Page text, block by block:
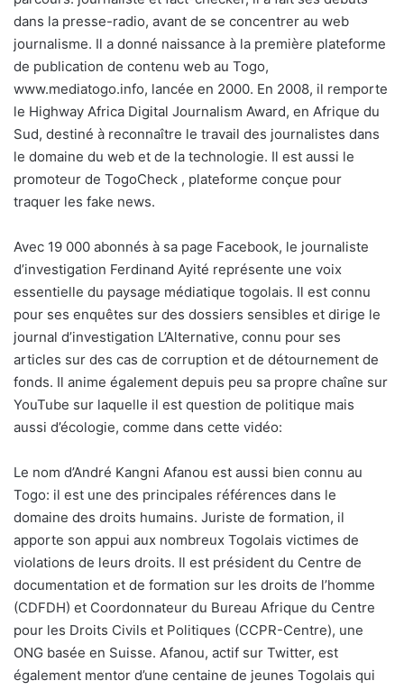
dans la presse-radio, avant de se concentrer au web
journalisme. Il a donné naissance à la première plateforme
de publication de contenu web au Togo,
www.mediatogo.info, lancée en 2000. En 2008, il remporte
le Highway Africa Digital Journalism Award, en Afrique du
Sud, destiné à reconnaître le travail des journalistes dans
le domaine du web et de la technologie. Il est aussi le
promoteur de TogoCheck , plateforme conçue pour
traquer les fake news.
Avec 19 000 abonnés à sa page Facebook, le journaliste
d’investigation Ferdinand Ayité représente une voix
essentielle du paysage médiatique togolais. Il est connu
pour ses enquêtes sur des dossiers sensibles et dirige le
journal d’investigation L’Alternative, connu pour ses
articles sur des cas de corruption et de détournement de
fonds. Il anime également depuis peu sa propre chaîne sur
YouTube sur laquelle il est question de politique mais
aussi d’écologie, comme dans cette vidéo:
Le nom d’André Kangni Afanou est aussi bien connu au
Togo: il est une des principales références dans le
domaine des droits humains. Juriste de formation, il
apporte son appui aux nombreux Togolais victimes de
violations de leurs droits. Il est président du Centre de
documentation et de formation sur les droits de l’homme
(CDFDH) et Coordonnateur du Bureau Afrique du Centre
pour les Droits Civils et Politiques (CCPR-Centre), une
ONG basée en Suisse. Afanou, actif sur Twitter, est
également mentor d’une centaine de jeunes Togolais qui